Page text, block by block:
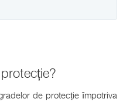
de protecție împotriva